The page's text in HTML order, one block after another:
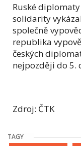
Ruské
solidarity
společně
republika
českých
nejpozději do 5.
Zdroj: ČTK
TAGY